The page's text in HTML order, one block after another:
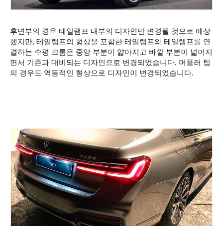
후면부의 경우 테일램프 내부의 디자인만 변경될 것으로 예상
했지만, 테일램프의 형상을 포함한 테일램프와 테일램프를 연
결하는 수평 크롬은 중앙 부분이 얇아지고 바깥 부분이 넓어지
면서 기존과 대비되는 디자인으로 변경되었습니다. 머플러 팁
의 경우도 역동적인 형상으로 디자인이 변경되었습니다.